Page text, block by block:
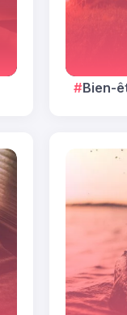
Bien-